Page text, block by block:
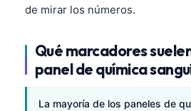
de mirar los números.
Qué marcadores
panel de química
La mayoría de los paneles de